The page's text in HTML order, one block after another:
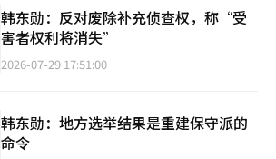
韩东勋：反对废除补充侦查权，称“受
害者权利将消失”
2026-07-29 17:51:00
韩东勋：地方选举结果是重建保守派的
命令